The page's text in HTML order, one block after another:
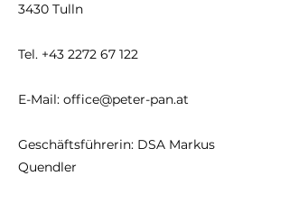
3430 Tulln
Tel. +43 2272 67 122
E-Mail: office@peter-pan.at
Geschäftsführerin: DSA Markus
Quendler